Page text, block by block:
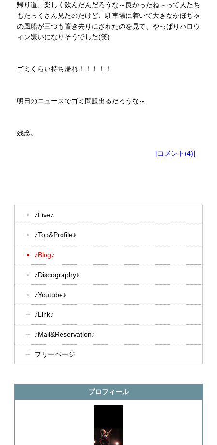
帰り道、楽しく飲んだんだろうな～良かったね～って人たち
もたっくさん見たのだけど、駐車場に着いて大きなかぼちゃ
の風船が三つも置き去りにされたのを見て、やっぱりハロウ
ィン嫌いになりそうでした(笑)
ゴミくらい持ち帰れ！！！！！
明日のニュースでゴミ問題出るだろうな～
残念。
[コメント(4)]
♪Live♪
♪Top&Profile♪
♪Blog♪
♪Discography♪
♪Youtube♪
♪Link♪
♪Mail&Reservation♪
フリーページ
プロフィール